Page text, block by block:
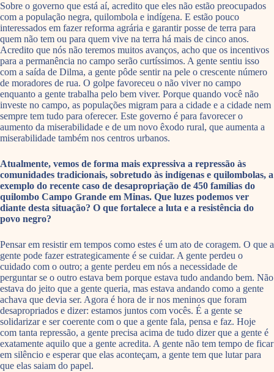
Sobre o governo que está aí, acredito que eles não estão preocupados
com a população negra, quilombola e indígena. E estão pouco
interessados em fazer reforma agrária e garantir posse de terra para
quem não tem ou para quem vive na terra há mais de cinco anos.
Acredito que nós não teremos muitos avanços, acho que os incentivos
para a permanência no campo serão curtíssimos. A gente sentiu isso
com a saída de Dilma, a gente pôde sentir na pele o crescente número
de moradores de rua. O golpe favoreceu o não viver no campo
enquanto a gente trabalha pelo bem viver. Porque quando você não
investe no campo, as populações migram para a cidade e a cidade nem
sempre tem tudo para oferecer. Este governo é para favorecer o
aumento da miserabilidade e de um novo êxodo rural, que aumenta a
miserabilidade também nos centros urbanos.
Atualmente, vemos de forma mais expressiva a repressão às
comunidades tradicionais, sobretudo às indígenas e quilombolas, a
exemplo do recente caso de desapropriação de 450 famílias do
quilombo Campo Grande em Minas. Que luzes podemos ver
diante desta situação? O que fortalece a luta e a resistência do
povo negro?
Pensar em resistir em tempos como estes é um ato de coragem. O que a
gente pode fazer estrategicamente é se cuidar. A gente perdeu o
cuidado com o outro; a gente perdeu em nós a necessidade de
perguntar se o outro estava bem porque estava tudo andando bem. Não
estava do jeito que a gente queria, mas estava andando como a gente
achava que devia ser. Agora é hora de ir nos meninos que foram
desapropriados e dizer: estamos juntos com vocês. É a gente se
solidarizar e ser coerente com o que a gente fala, pensa e faz. Hoje
com tanta repressão, a gente precisa acima de tudo dizer que a gente é
exatamente aquilo que a gente acredita. A gente não tem tempo de ficar
em silêncio e esperar que elas aconteçam, a gente tem que lutar para
que elas saiam do papel.